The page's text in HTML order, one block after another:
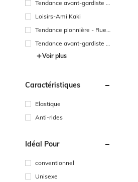
Tendance avant-gardiste -
Loisirs-Ami Kaki
Tendance pionnière - Rue h
Tendance avant-gardiste -
style désert
Voir plus
Caractéristiques
Elastique
Anti-rides
Idéal Pour
conventionnel
Unisexe